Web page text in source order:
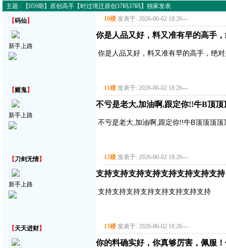
主题 : 【059期】原创高手【时过境迁原创37码37码】独家发表
【码仙】
新手上路
10楼 发表于: 2026-06-02 18:26---
你是人品又好，料又准有早的高手
你是人品又好，料又准有早的高手，绝
【赌鬼】
新手上路
11楼 发表于: 2026-06-02 18:26---
不亏是老大,加油啊,跟定你!!牛B顶顶
不亏是老大,加油啊,跟定你!!牛B顶顶顶顶
【刀剑无情】
新手上路
12楼 发表于: 2026-06-02 18:26---
支持支持支持支持支持支持支持支持
支持支持支持支持支持支持支持支持
【天天进财】 13楼 发表于: 2026-06-02 18:26---
你的料确实好，你真够厉害，佩服